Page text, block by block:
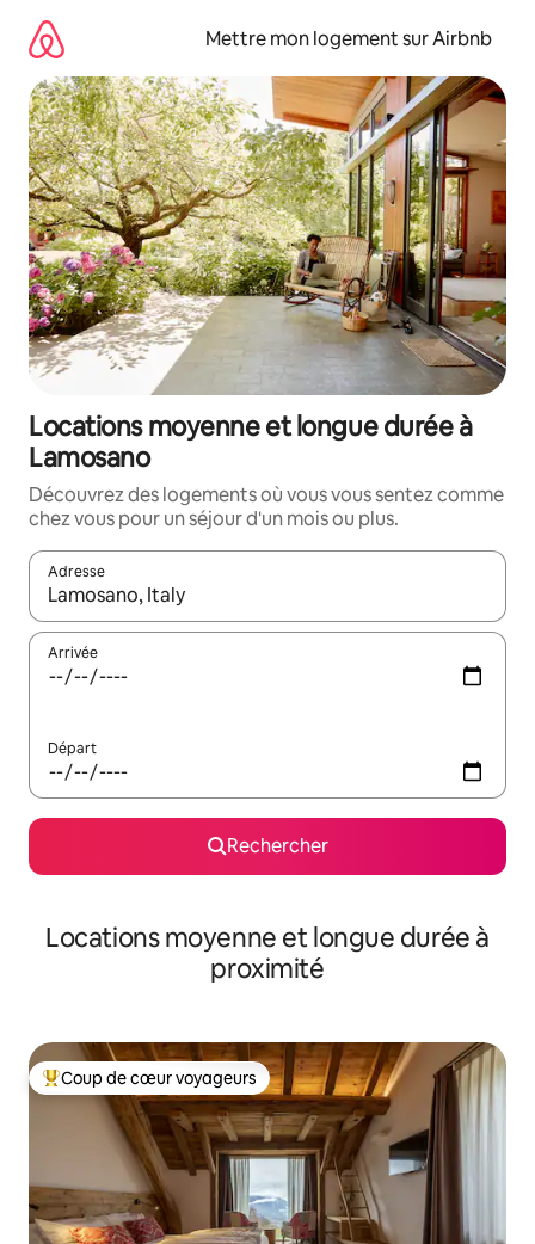
directement
contenu
Mettre mon logement sur Airbnb
Locations moyenne et longue durée à
Lamosano
Découvrez des logements où vous vous sentez comme
chez vous pour un séjour d'un mois ou plus.
Adresse
Lorsque les résultats s'affichent, utilisez les flèches vers le
Arrivée
Départ
Rechercher
Locations moyenne et longue durée à
proximité
Coups de cœur voyageurs les plus appréciés
Coup de cœur voyageurs